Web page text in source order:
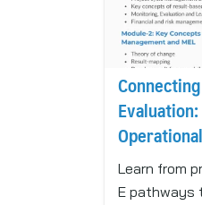
Learn from
E pathways